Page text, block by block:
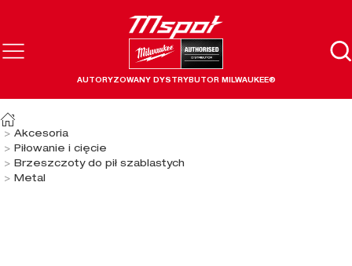
AUTORYZOWANY DYSTRYBUTOR MILWAUKEE®
Akcesoria
Piłowanie i cięcie
Brzeszczoty do pił szablastych
Metal